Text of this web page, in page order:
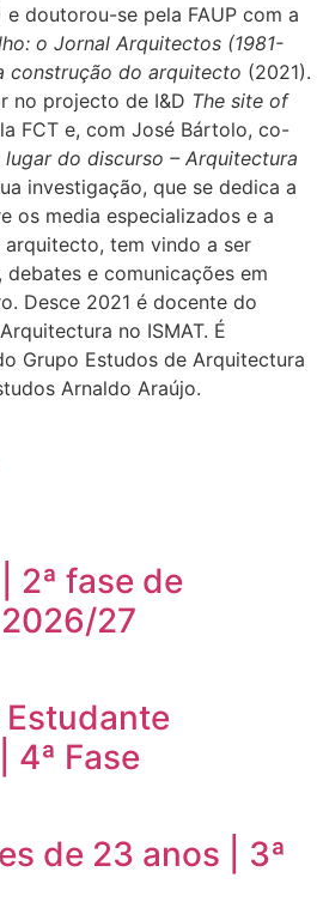
doutorou-se pela FAUP com a
o Jornal Arquitectos (1981-
construção do arquitecto (2021).
no projecto de I&D The site of
FCT e, com José Bártolo, co-
lugar do discurso – Arquitectura
investigação, que se dedica a
os media especializados e a
tem vindo a ser
e comunicações em
Desce 2021 é docente do
no ISMAT. É
Grupo Estudos de Arquitectura
Arnaldo Araújo.
2ª fase de
27
4ª Fase
de 23 anos | 3ª